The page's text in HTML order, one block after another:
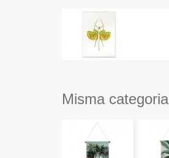
Misma categoria